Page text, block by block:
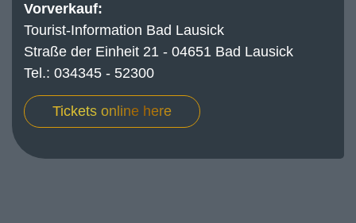
Vorverkauf:
Tourist-Information Bad Lausick
Straße der Einheit 21 - 04651 Bad Lausick
Tel.: 034345 - 52300
Tickets online here